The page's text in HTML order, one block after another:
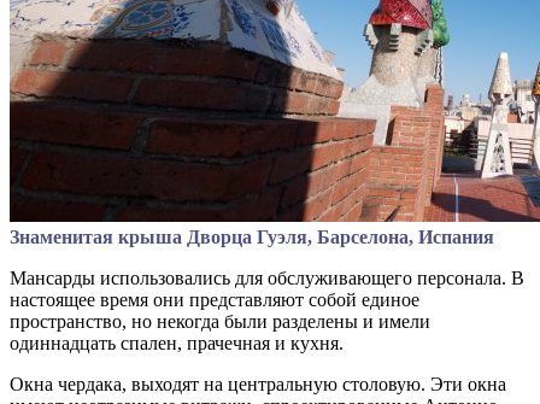
Знаменитая крыша Дворца Гуэля, Барселона, Испания
Мансарды использовались для обслуживающего персонала. В
настоящее время они представляют собой единое
пространство, но некогда были разделены и имели
одиннадцать спален, прачечная и кухня.
Окна чердака, выходят на центральную столовую. Эти окна